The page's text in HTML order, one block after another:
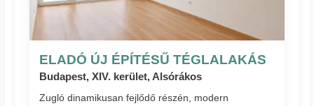
ELADÓ ÚJ ÉPÍTÉSŰ TÉGLALAKÁS
Budapest, XIV. kerület, Alsórákos
Zugló dinamikusan fejlődő részén, modern